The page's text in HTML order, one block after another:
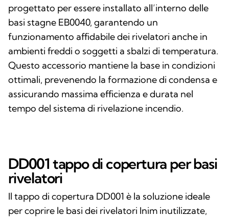
progettato per essere installato all’interno delle
basi stagne EB0040, garantendo un
funzionamento affidabile dei rivelatori anche in
ambienti freddi o soggetti a sbalzi di temperatura.
Questo accessorio mantiene la base in condizioni
ottimali, prevenendo la formazione di condensa e
assicurando massima efficienza e durata nel
tempo del sistema di rivelazione incendio.
DD001 tappo di copertura per basi
rivelatori
Il tappo di copertura DD001 è la soluzione ideale
per coprire le basi dei rivelatori Inim inutilizzate,